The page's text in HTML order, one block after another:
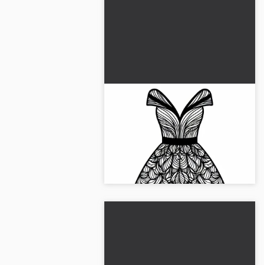
Cocktailkjole malebilde for
klær til gratis nedlasting
Vårt fargeleggingsbilde viser en
elegant cocktailkjole. Få det gratis
fargeleggingsbildet!...